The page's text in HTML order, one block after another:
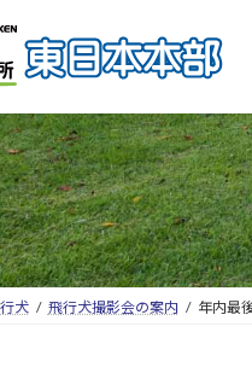
犬 飛行犬撮影会の案内 年内最